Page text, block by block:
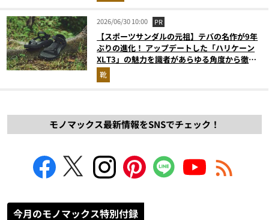
2026/06/30 10:00 PR
【スポーツサンダルの元祖】テバの名作が9年
ぶりの進化！ アップデートした「ハリケーン
XLT3」の魅力を識者があらゆる角度から徹底
解説！
靴
モノマックス最新情報をSNSでチェック！
今月のモノマックス特別付録